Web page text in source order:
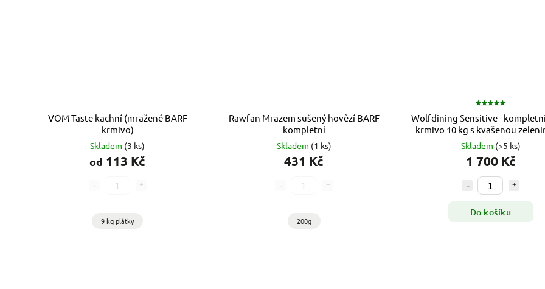
VOM Taste kachní (mražené BARF
krmivo)
Skladem (3 ks)
od 113 Kč
9 kg plátky
Rawfan Mrazem sušený hovězí BARF
kompletní
Skladem (1 ks)
431 Kč
200g
Wolfdining Sensitive -
krmivo 10 kgs kvašenou
probiotiky
Skladem (>5 ks)
1 700 Kč
Do košíku